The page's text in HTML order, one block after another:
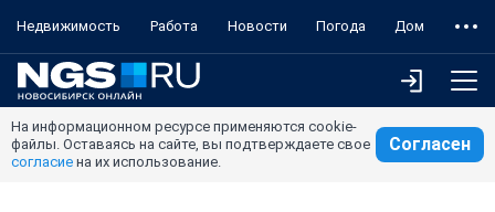
Недвижимость Работа Новости Погода Дом
На информационном ресурсе применяются cookie-
файлы. Оставаясь на сайте, вы подтверждаете свое
согласие на их использование.
Согласен